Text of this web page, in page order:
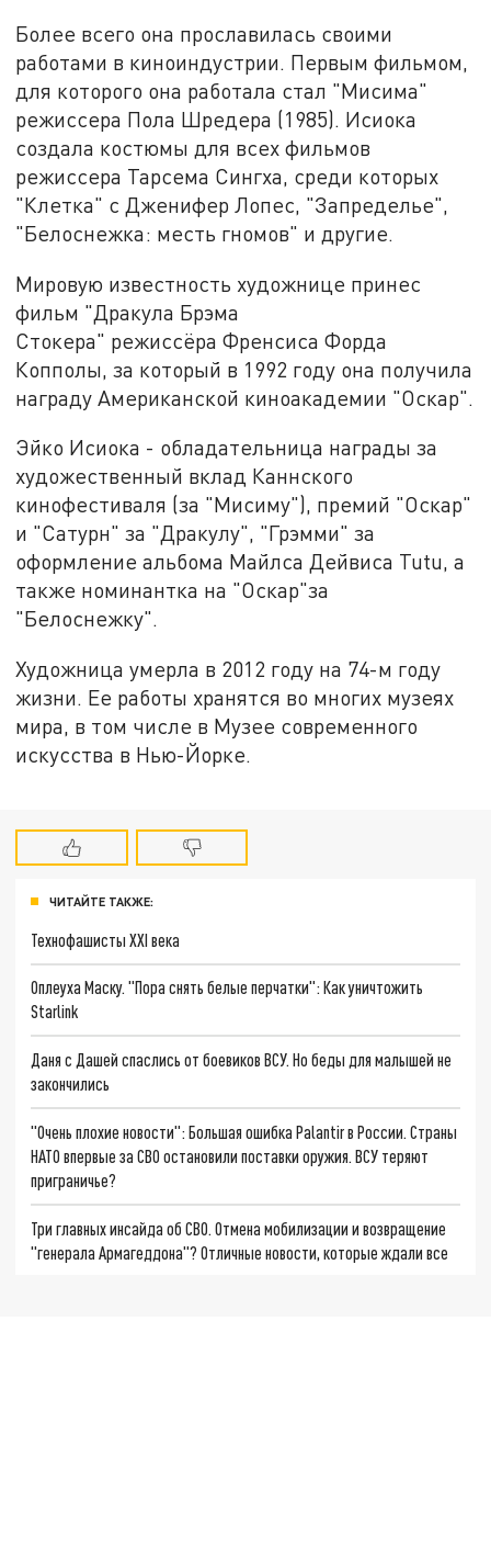
Более всего она прославилась своими
работами в киноиндустрии. Первым фильмом,
для которого она работала стал "Мисима"
режиссера Пола Шредера (1985). Исиока
создала костюмы для всех фильмов
режиссера Тарсема Сингха, среди которых
"Клетка" с Дженифер Лопес, "Запределье",
"Белоснежка: месть гномов" и другие.
Мировую известность художнице принес
фильм "Дракула Брэма
Стокера" режиссёра Френсиса Форда
Копполы, за который в 1992 году она получила
награду Американской киноакадемии "Оскар".
Эйко Исиока - обладательница награды за
художественный вклад Каннского
кинофестиваля (за "Мисиму"), премий "Оскар"
и "Сатурн" за "Дракулу", "Грэмми" за
оформление альбома Майлса Дейвиса Tutu, а
также номинантка на "Оскар"за
"Белоснежку".
Художница умерла в 2012 году на 74-м году
жизни. Ее работы хранятся во многих музеях
мира, в том числе в Музее современного
искусства в Нью-Йорке.
ЧИТАЙТЕ ТАКЖЕ:
Технофашисты XXI века
Оплеуха Маску. "Пора снять белые перчатки": Как уничтожить
Starlink
Даня с Дашей спаслись от боевиков ВСУ. Но беды для малышей не
закончились
"Очень плохие новости": Большая ошибка Palantir в России. Страны
НАТО впервые за СВО остановили поставки оружия. ВСУ теряют
приграничье?
Три главных инсайда об СВО. Отмена мобилизации и возвращение
"генерала Армагеддона"? Отличные новости, которые ждали все